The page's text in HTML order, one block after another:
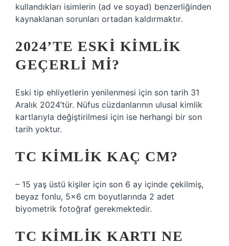
kullandıkları isimlerin (ad ve soyad) benzerliğinden
kaynaklanan sorunları ortadan kaldırmaktır.
2024’TE ESKI KIMLIK
GEÇERLI MI?
Eski tip ehliyetlerin yenilenmesi için son tarih 31
Aralık 2024’tür. Nüfus cüzdanlarının ulusal kimlik
kartlarıyla değiştirilmesi için ise herhangi bir son
tarih yoktur.
TC KIMLIK KAÇ CM?
– 15 yaş üstü kişiler için son 6 ay içinde çekilmiş,
beyaz fonlu, 5×6 cm boyutlarında 2 adet
biyometrik fotoğraf gerekmektedir.
TC KIMLIK KARTI NE